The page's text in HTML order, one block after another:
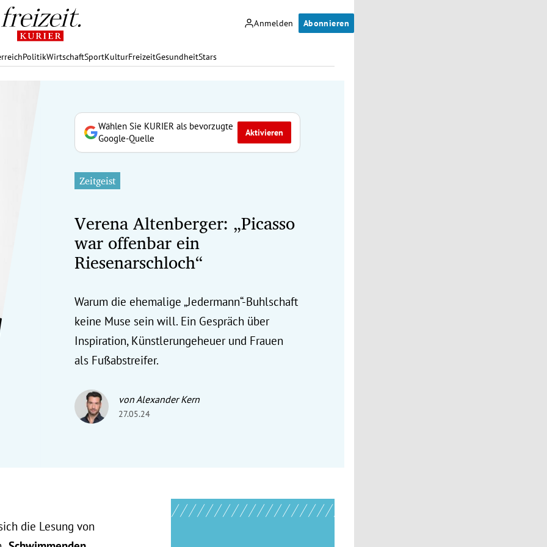
Anmelden Abonnieren
PolitikWirtschaftSportKulturFreizeitGesundheitStars
Wählen Sie KURIER als bevorzugte
Google-Quelle
Aktivieren
Zeitgeist
Verena Altenberger: „Picasso
war offenbar ein
Riesenarschloch“
Warum die ehemalige „Jedermann“-Buhlschaft
keine Muse sein will. Ein Gespräch über
Inspiration, Künstlerungeheuer und Frauen
als Fußabstreifer.
von Alexander Kern
27.05.24
die Lesung von